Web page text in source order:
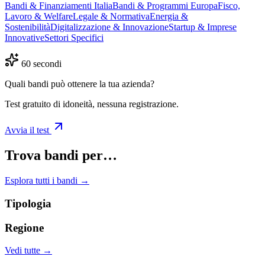
Bandi & Finanziamenti ItaliaBandi & Programmi EuropaFisco,
Lavoro & WelfareLegale & NormativaEnergia &
SostenibilitàDigitalizzazione & InnovazioneStartup & Imprese
InnovativeSettori Specifici
60 secondi
Quali bandi può ottenere la tua azienda?
Test gratuito di idoneità, nessuna registrazione.
Avvia il test
Trova bandi per…
Esplora tutti i bandi →
Tipologia
Regione
Vedi tutte →